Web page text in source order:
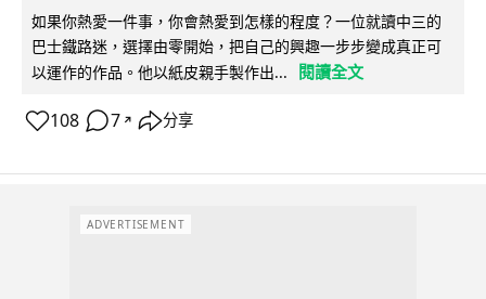
如果你熱愛一件事，你會熱愛到怎樣的程度？一位就讀中三的
巴士鐵路迷，選擇由零開始，把自己的興趣一步步變成真正可
以運作的作品。他以紙皮親手製作出...
閱讀全文
108 7 ↗ 分享
ADVERTISEMENT